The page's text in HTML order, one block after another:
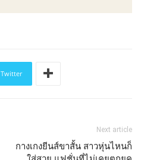
Twitter
Next article
กางเกงยีนส์ขาสั้น สาวหุ่นไหนก็